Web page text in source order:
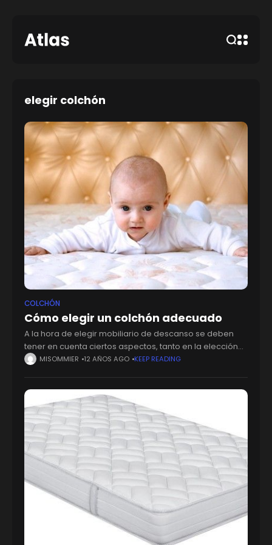
elegir colchón
COLCHÓN
Cómo elegir un colchón adecuado
A la hora de elegir mobiliario de descanso se deben
tener en cuenta ciertos aspectos, tanto en la elección
del sommier como en la del colchón. En el momento de
MISOMMIER 12 AÑOS AGO KEEP READING